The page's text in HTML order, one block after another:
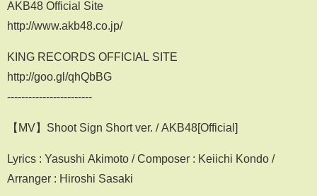
AKB48 Official Site
http://www.akb48.co.jp/
KING RECORDS OFFICIAL SITE
http://goo.gl/qhQbBG
------------------------
【MV】Shoot Sign Short ver. / AKB48[Official]
Lyrics : Yasushi Akimoto / Composer : Keiichi Kondo /
Arranger : Hiroshi Sasaki